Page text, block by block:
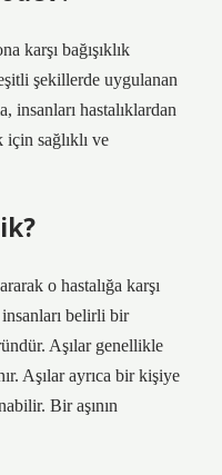
karşı bağışıklık
şekillerde uygulanan
insanları hastalıklardan
için sağlıklı ve
o hastalığa karşı
insanları belirli bir
Aşılar genellikle
Aşılar ayrıca bir kişiye
Bir aşının